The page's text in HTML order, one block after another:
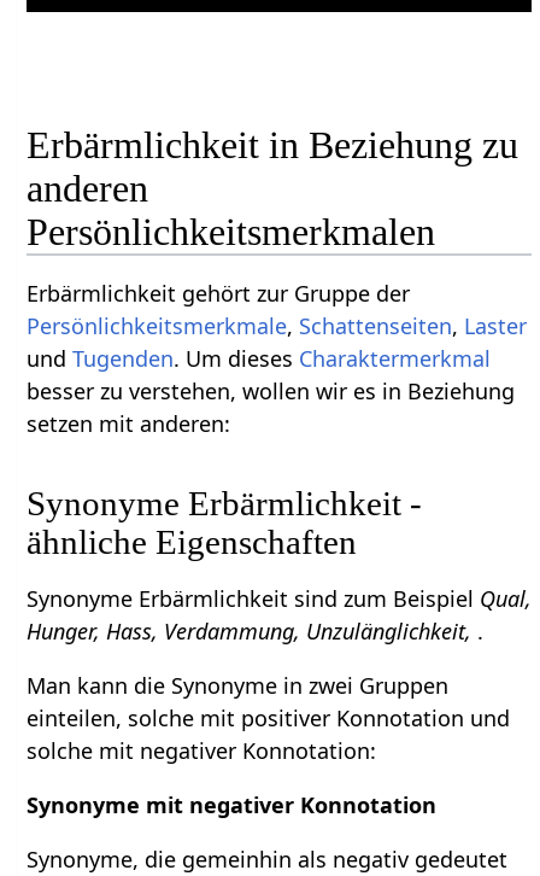
Erbärmlichkeit in Beziehung zu
anderen
Persönlichkeitsmerkmalen
Erbärmlichkeit gehört zur Gruppe der
Persönlichkeitsmerkmale, Schattenseiten, Laster
undTugenden. Um dieses Charaktermerkmal
besser zu verstehen, wollen wir es in Beziehung
setzen mit anderen:
Synonyme Erbärmlichkeit -
ähnliche Eigenschaften
Synonyme Erbärmlichkeit sind zum Beispiel Qual,
Hunger, Hass, Verdammung, Unzulänglichkeit, .
Man kann die Synonyme in zwei Gruppen
einteilen, solche mit positiver Konnotation und
solche mit negativer Konnotation:
Synonyme mit negativer Konnotation
Synonyme, die gemeinhin als negativ gedeutet